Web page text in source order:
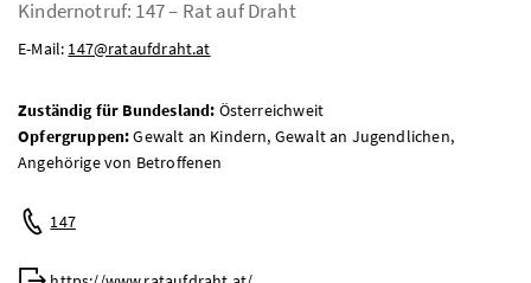
Kindernotruf: 147 – Rat auf Draht
E-Mail: 147@rataufdraht.at
Zuständig für Bundesland: Österreichweit
Opfergruppen:Gewalt an Kindern, Gewalt an Jugendlichen,
Angehörige von Betroffenen
Telefon:
147
Web: